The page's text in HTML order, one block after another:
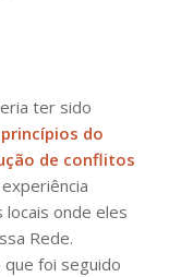
ter sido
princípios do
de conflitos
onde eles
Rede.
foi seguido